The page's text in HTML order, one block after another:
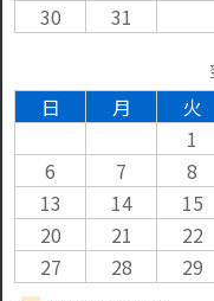
30
31
日 月 火
1
6
7 8
13
14 15
20
21 22
27
28 29